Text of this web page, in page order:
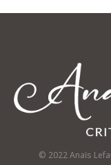
© 2022 Anaïs